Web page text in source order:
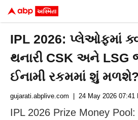
IPL 2026: પ્લેઓફમાં
થનારી CSK અને LSG
ઈનામી રકમમાં શું મળશે?
gujarati.abplive.com | 24 May 2026 07:41
IPL 2026 Prize Money